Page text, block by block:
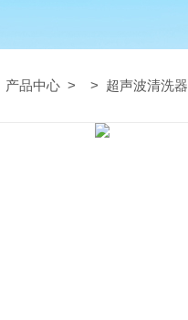
产品中心 > > 超声波清洗器